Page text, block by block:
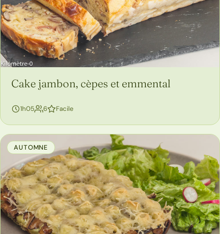
Cake jambon, cèpes et emmental
1h05 6personnes
Facile
AUTOMNE